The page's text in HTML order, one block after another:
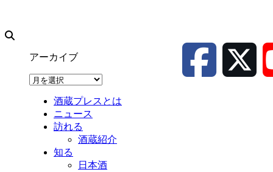
アーカイブ
ア
酒蔵プレスとは
ニュース
訪れる
酒蔵紹介
知る
日本酒